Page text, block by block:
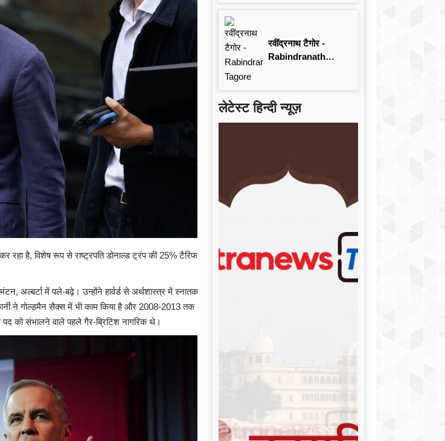
रहा है, विशेष रूप से राष्ट्रपति डोनाल्ड ट्रंप की 25% टैरिफ
अल्बर्टा में पले-बढ़े। उन्होंने हार्वर्ड से अर्थशास्त्र में स्नातक
ने गोल्डमैन सैक्स में भी काम किया है और 2008-2013 तक
को संभालने वाले पहले गैर-ब्रिटिश नागरिक थे।
रवींद्रनाथ टैगोर -
Rabindranath
लेटेस्ट हिन्दी न्यूज़